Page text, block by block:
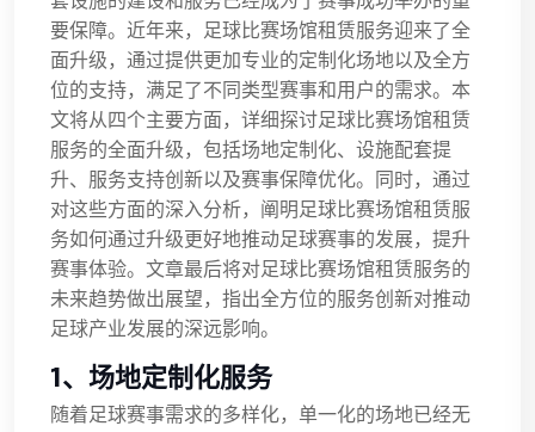
要保障。近年来，足球比赛场馆租赁服务迎来了全
面升级，通过提供更加专业的定制化场地以及全方
位的支持，满足了不同类型赛事和用户的需求。本
文将从四个主要方面，详细探讨足球比赛场馆租赁
服务的全面升级，包括场地定制化、设施配套提
升、服务支持创新以及赛事保障优化。同时，通过
对这些方面的深入分析，阐明足球比赛场馆租赁服
务如何通过升级更好地推动足球赛事的发展，提升
赛事体验。文章最后将对足球比赛场馆租赁服务的
未来趋势做出展望，指出全方位的服务创新对推动
足球产业发展的深远影响。
1、场地定制化服务
随着足球赛事需求的多样化，单一化的场地已经无